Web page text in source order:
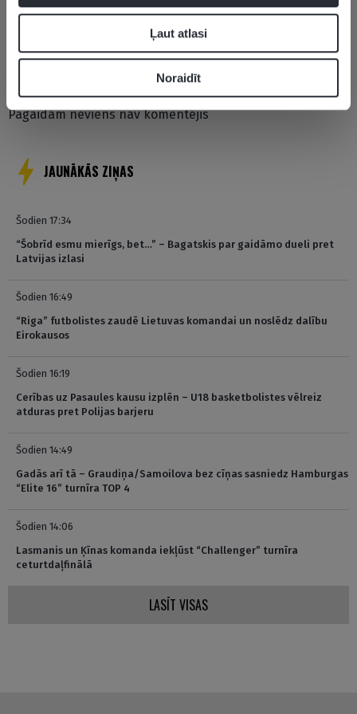
Ļaut atlasi
Noraidīt
Pievienot komentāru
Pagaidām neviens nav komentējis
JAUNĀKĀS ZIŅAS
Šodien 17:34
“Šobrīd esmu mierīgs, bet…” – Bagatskis par gaidāmo dueli pret
Latvijas izlasi
Šodien 16:49
“Riga” futbolistes zaudē Lietuvas komandai un noslēdz dalību
Eirokausos
Šodien 16:19
Cerības uz Pasaules kausu izplēn – U18 basketbolistes vēlreiz
atduras pret Polijas barjeru
Šodien 14:49
Gadās arī tā – Graudiņa/Samoilova bez cīņas sasniedz Hamburgas
“Elite 16” turnīra TOP 4
Šodien 14:06
Lasmanis un Ķīnas komanda iekļūst “Challenger” turnīra
ceturtdaļfinālā
LASĪT VISAS